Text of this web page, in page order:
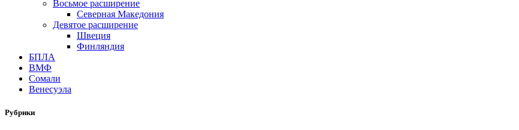
Восьмое расширение
Северная Македония
Девятое расширение
Швеция
Финляндия
БПЛА
ВМФ
Сомали
Венесуэла
Рубрики